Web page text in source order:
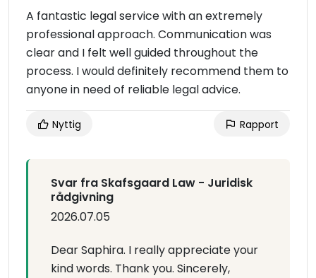
A fantastic legal service with an extremely
professional approach. Communication was
clear and I felt well guided throughout the
process. I would definitely recommend them to
anyone in need of reliable legal advice.
Nyttig Rapport
Svar fra Skafsgaard Law - Juridisk
rådgivning
2026.07.05
Dear Saphira. I really appreciate your
kind words. Thank you. Sincerely,